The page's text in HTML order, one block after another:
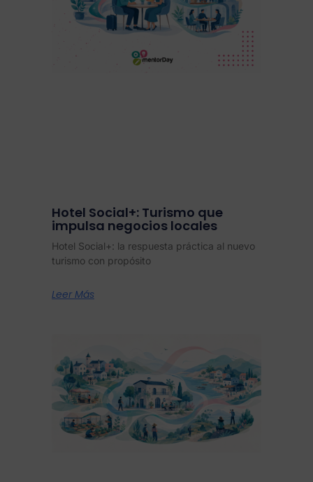
Hotel Social+: Turismo que
impulsa negocios locales
Hotel Social+: la respuesta práctica al nuevo
turismo con propósito
Leer Más